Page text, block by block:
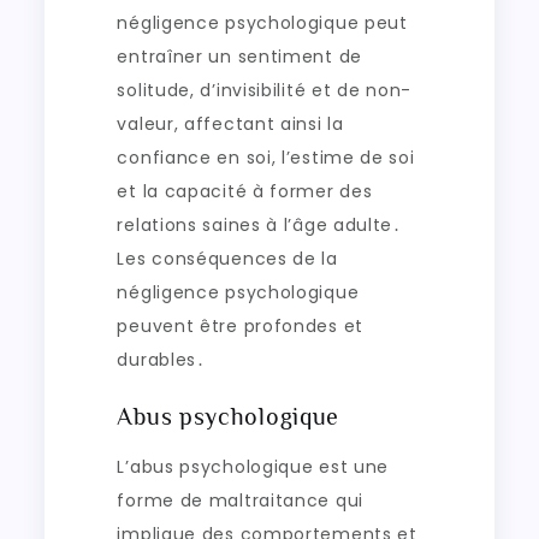
négligence psychologique peut
entraîner un sentiment de
solitude, d’invisibilité et de non-
valeur, affectant ainsi la
confiance en soi, l’estime de soi
et la capacité à former des
relations saines à l’âge adulte․
Les conséquences de la
négligence psychologique
peuvent être profondes et
durables․
Abus psychologique
L’abus psychologique est une
forme de maltraitance qui
implique des comportements et